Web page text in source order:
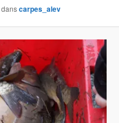
danscarpes_alev